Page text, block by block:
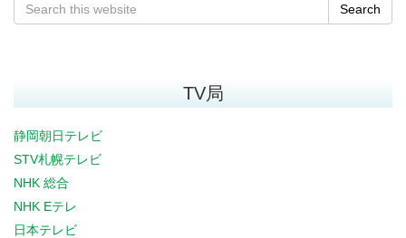
Search
TV局
静岡朝日テレビ
STV札幌テレビ
NHK 総合
NHK Eテレ
日本テレビ